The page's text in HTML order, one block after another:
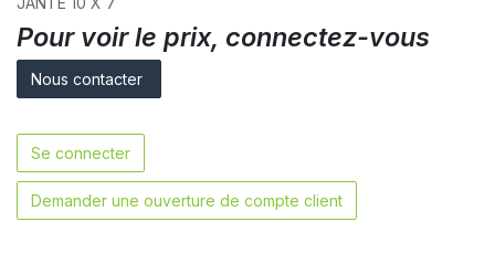
Pour voir le prix, connectez-vous
Nous contacter
Se connecter
Demander une ouverture de compte client